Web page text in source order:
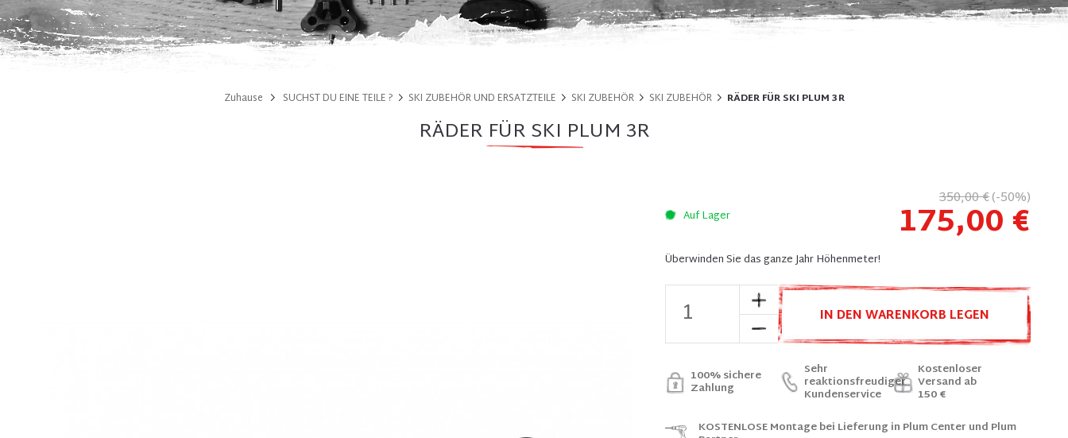
Zuhause SUCHST DU EINE TEILE ? SKI ZUBEHÖR UND ERSATZTEILE SKI ZUBEHÖR SKI ZUBEHÖR RÄDER FÜR SKI PLUM 3R
RÄDER FÜR SKI PLUM 3R
Auf Lager
350,00 €(-50%)
175,00 €
Überwinden Sie das ganze Jahr Höhenmeter!
IN DEN WARENKORB LEGEN
100% sichere
Zahlung
Sehr
reaktionsfreudiger
Kundenservice
Kostenloser
Versand ab
150 €
KOSTENLOSE Montage bei Lieferung in Plum Center und Plum